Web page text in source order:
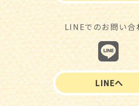
LINEでのお問い合
LINEへ